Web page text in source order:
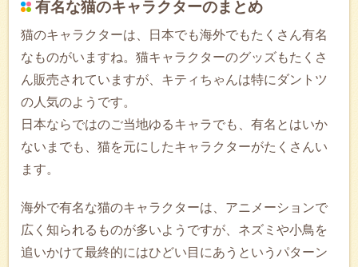
有名な猫のキャラクターのまとめ
猫のキャラクターは、日本でも海外でもたくさん有名
なものがいますね。猫キャラクターのグッズもたくさ
ん販売されていますが、キティちゃんは特にダントツ
の人気のようです。
日本ならではのご当地ゆるキャラでも、有名とはいか
ないまでも、猫を元にしたキャラクターがたくさんい
ます。
海外で有名な猫のキャラクターは、アニメーションで
広く知られるものが多いようですが、ネズミや小鳥を
追いかけて最終的にはひどい目にあうというパターン